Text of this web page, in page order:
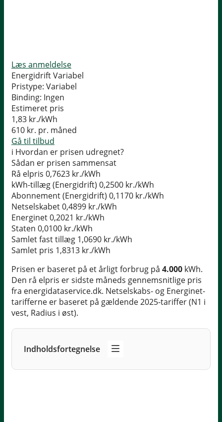
Læs anmeldelse
Energidrift Variabel
Pristype: Variabel
Binding: Ingen
Estimeret pris
1,83 kr./kWh
610 kr. pr. måned
Gå til tilbud
i Hvordan er prisen udregnet?
Sådan er prisen sammensat
Rå elpris 0,7623 kr./kWh
kWh-tillæg (Energidrift) 0,2500 kr./kWh
Abonnement (Energidrift) 0,1170 kr./kWh
Netselskabet0,4899 kr./kWh
Energinet0,2021 kr./kWh
Staten 0,0100 kr./kWh
Samlet fast tillæg 1,0690 kr./kWh
Samlet pris 1,8313 kr./kWh
Prisen er baseret på et årligt forbrug på 4.000 kWh.
Den rå elpris er sidste måneds gennemsnitlige pris
fra energidataservice.dk. Netselskabs- og Energinet-
tarifferne er baseret på gældende 2025-tariffer (N1 i
vest, Radius i øst).
Indholdsfortegnelse